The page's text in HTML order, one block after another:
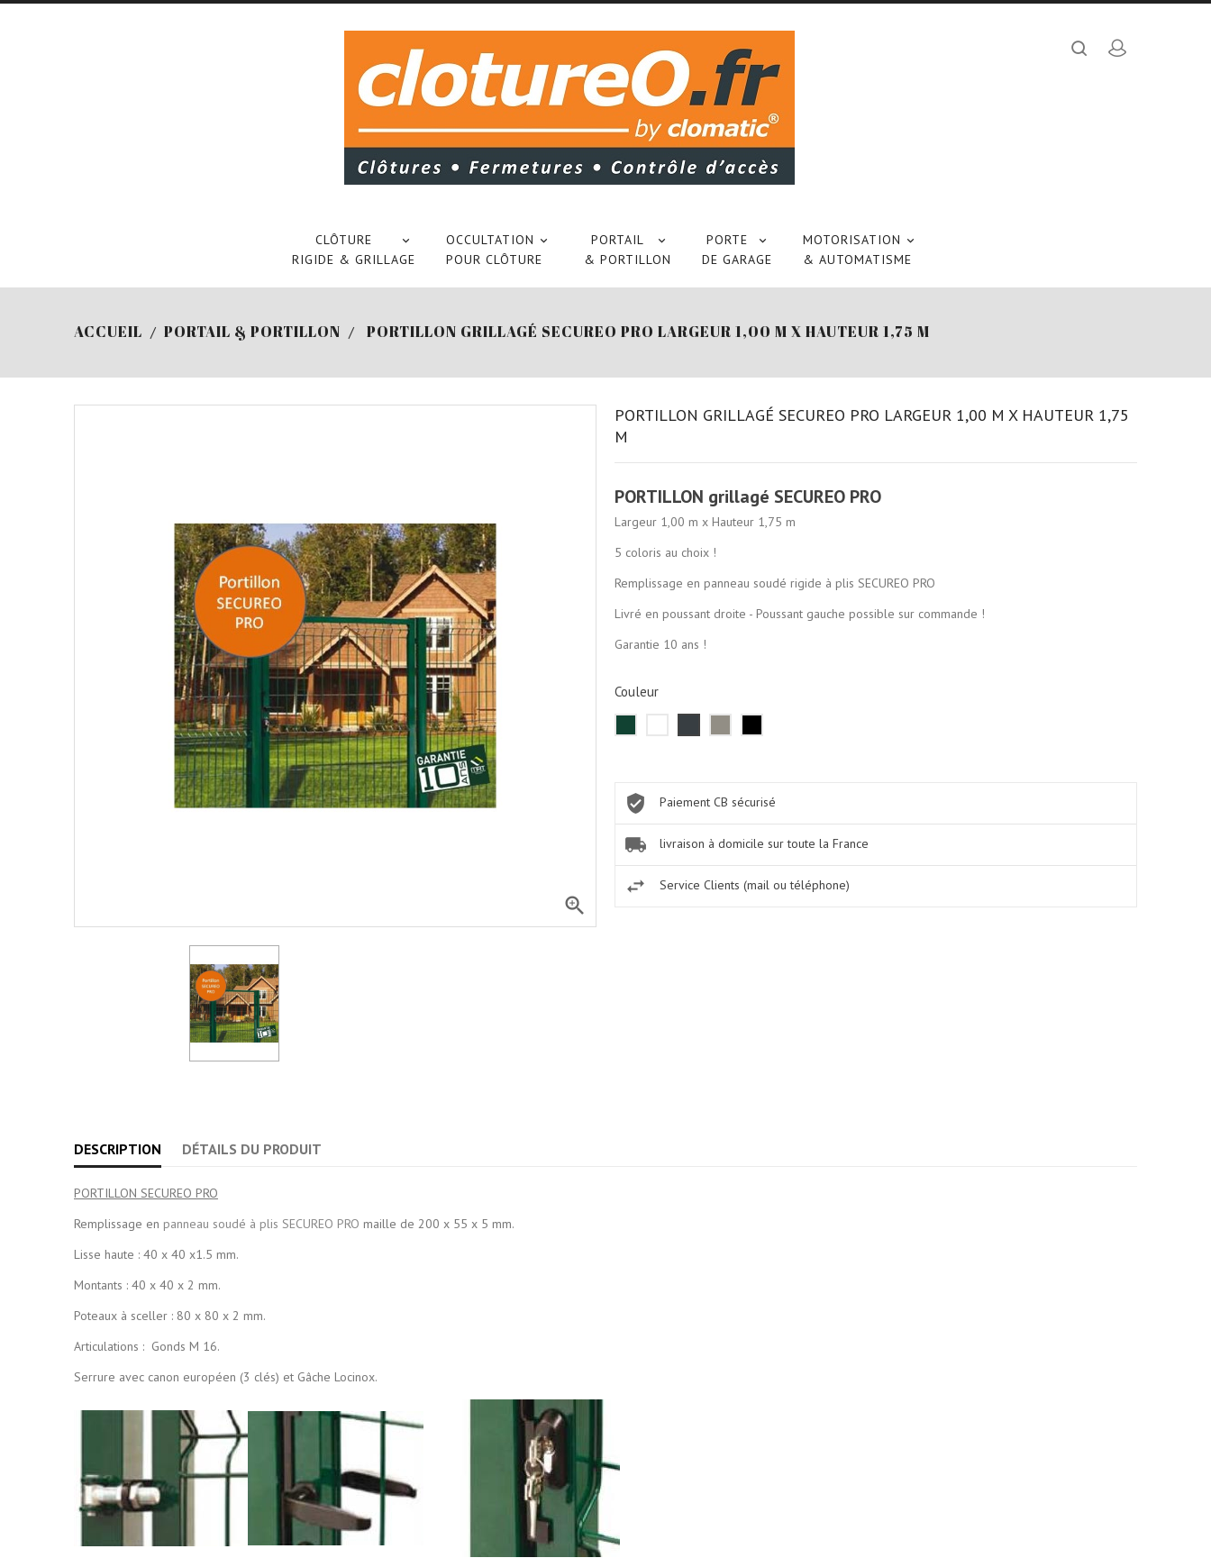

CLÔTURE
RIGIDE & GRILLAGE

OCCULTATION
POUR CLÔTURE

PORTAIL
& PORTILLON

PORTE
DE GARAGE

MOTORISATION
& AUTOMATISME
ACCUEIL PORTAIL & PORTILLON PORTILLON GRILLAGÉ SECUREO PRO LARGEUR 1,00 M X HAUTEUR 1,75 M

PORTILLON GRILLAGÉ SECUREO PRO LARGEUR 1,00 M X HAUTEUR 1,75
M
PORTILLON grillagé SECUREO PRO
Largeur 1,00 m x Hauteur 1,75 m
5 coloris au choix !
Remplissage en panneau soudé rigide à plis SECUREO PRO
Livré en poussant droite - Poussant gauche possible sur commande !
Garantie 10 ans !
Couleur
RAL
RAL
RAL
RAL
RAL
Paiement CB sécurisé
livraison à domicile sur toute la France
Service Clients (mail ou téléphone)
DESCRIPTION DÉTAILS DU PRODUIT
PORTILLON SECUREO PRO
Remplissage en panneau soudé à plis SECUREO PRO maille de 200 x 55 x 5 mm.
Lisse haute : 40 x 40 x1.5 mm.
Montants : 40 x 40 x 2 mm.
Poteaux à sceller : 80 x 80 x 2 mm.
Articulations : Gonds M 16.
Serrure avec canon européen (3 clés) et Gâche Locinox.